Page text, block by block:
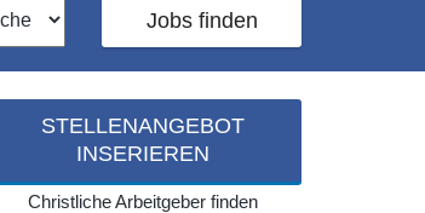
Jobs finden
STELLENANGEBOT
INSERIEREN
Christliche Arbeitgeber finden